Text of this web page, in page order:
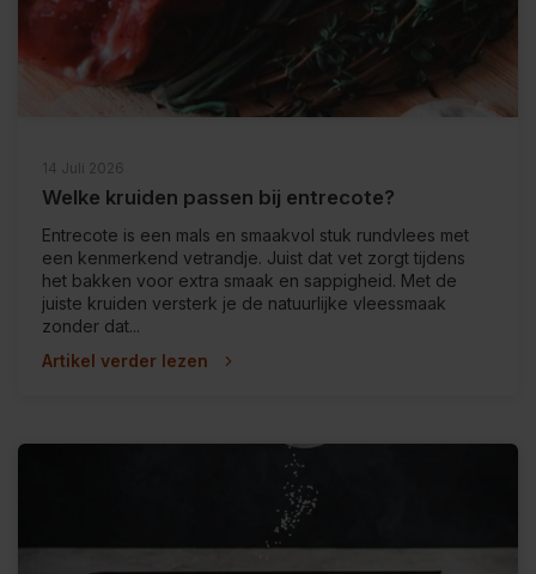
14 Juli 2026
Welke kruiden passen bij entrecote?
Entrecote is een mals en smaakvol stuk rundvlees met
een kenmerkend vetrandje. Juist dat vet zorgt tijdens
het bakken voor extra smaak en sappigheid. Met de
juiste kruiden versterk je de natuurlijke vleessmaak
zonder dat...
Artikel verder lezen